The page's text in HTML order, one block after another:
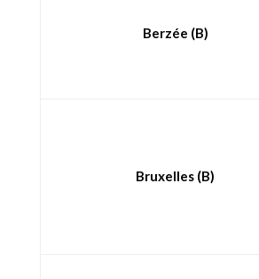
Berzée (B)
Bruxelles (B)